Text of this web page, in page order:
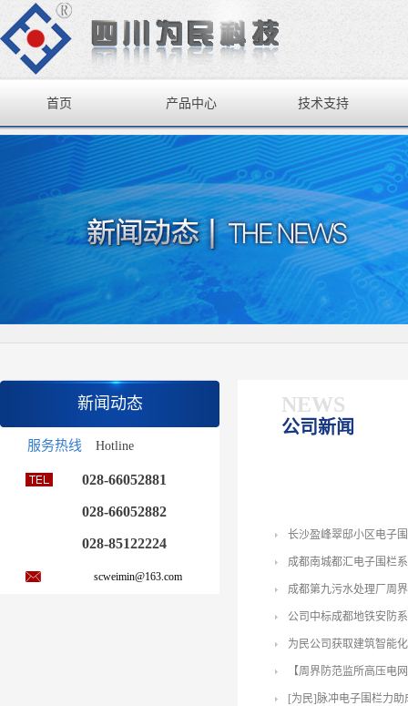
首页 产品中心 技术支持
新闻动态
服务热线 Hotline
028-66052881
028-66052882
028-85122224
scweimin@163.com
NEWS
公司新闻
长沙盈峰翠邸小区电子
成都南城都汇电子围栏
成都第九污水处理厂周
公司中标成都地铁安防
为民公司获取建筑智能
【周界防范监所高压电
[为民]脉冲电子围栏力